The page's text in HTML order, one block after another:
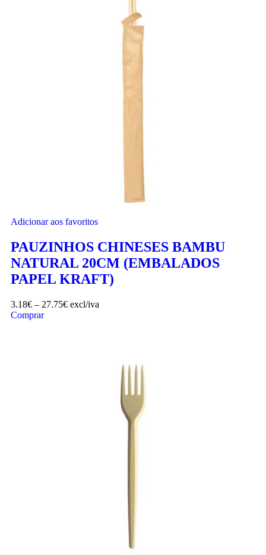
Adicionar aos favoritos
PAUZINHOS CHINESES BAMBU
NATURAL 20CM (EMBALADOS
PAPEL KRAFT)
3.18€ – 27.75€ excl/iva
Comprar